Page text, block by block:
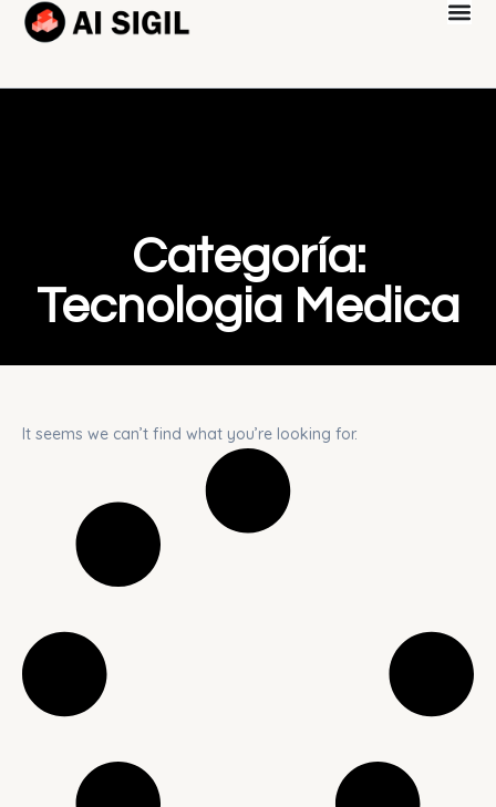
Categoría:
Tecnologia Medica
It seems we can’t find what you’re looking for.